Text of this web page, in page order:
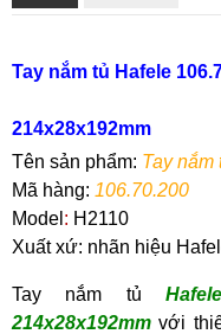
Tay nắm tủ Hafele
214x28x192mm
Tên sản phẩm: Tay nắm
Mã hàng: 106.70.200
Model : H2110
Xuất xứ: nhãn hiệu
Tay nắm tủ
214x28x192mm với